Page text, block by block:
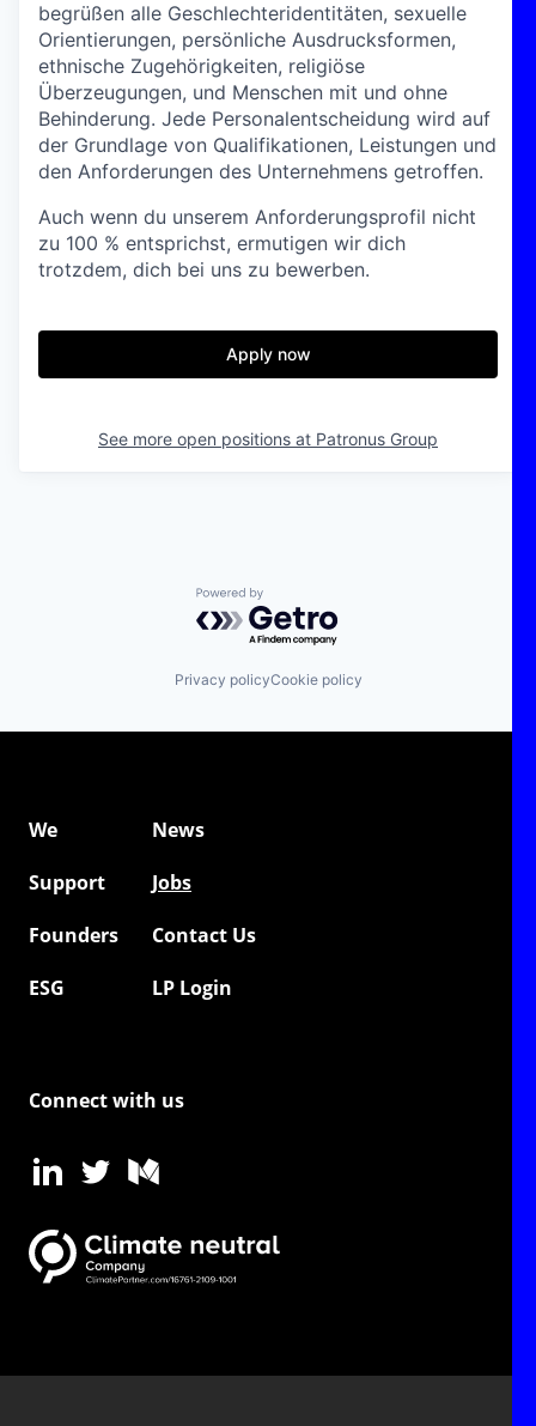
begrüßen alle Geschlechteridentitäten, sexuelle
Orientierungen, persönliche Ausdrucksformen,
ethnische Zugehörigkeiten, religiöse
Überzeugungen, und Menschen mit und ohne
Behinderung. Jede Personalentscheidung wird auf
der Grundlage von Qualifikationen, Leistungen und
den Anforderungen des Unternehmens getroffen.
Auch wenn du unserem Anforderungsprofil nicht
zu 100 % entsprichst, ermutigen wir dich
trotzdem, dich bei uns zu bewerben.
Apply now
See more open positions at Patronus Group
Powered by Getro.com
Privacy policyCookie policy
We
News
Support
Jobs
Founders
Contact Us
ESG
LP Login
Connect with us